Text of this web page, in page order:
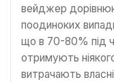
вейджер
поодиноких
що в 70-80% під
отримують
витрачають